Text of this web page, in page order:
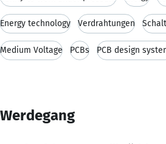
Energy technology Verdrahtungen
Medium Voltage PCBs PCB design
Werdegang